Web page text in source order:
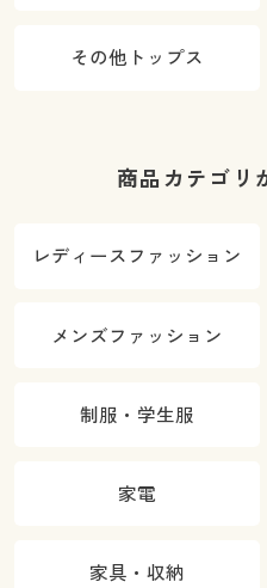
その他トップス
商品カテゴリ
レディースファッション
メンズファッション
制服・学生服
家電
家具・収納